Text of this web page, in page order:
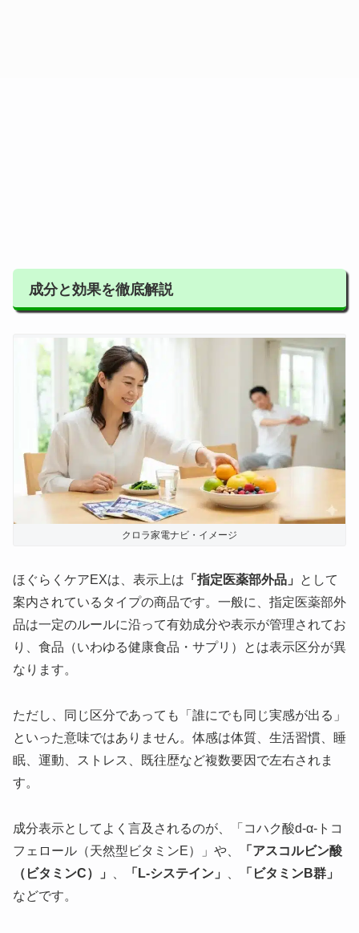
成分と効果を徹底解説
クロラ家電ナビ・イメージ
ほぐらくケアEXは、表示上は 「指定医薬部外品」
として
案内されているタイプの商品です。一般に、指定医薬部外
品は一定のルールに沿って有効成分や表示が管理されてお
り、食品（いわゆる健康食品・サプリ）とは表示区分が異
なります。
ただし、同じ区分であっても「誰にでも同じ実感が出る」
といった意味ではありません。体感は体質、生活習慣、睡
眠、運動、ストレス、既往歴など複数要因で左右されま
す。
成分表示としてよく言及されるのが、
「コハク酸d-α-トコ
フェロール（天然型ビタミンE）」 や、
「アスコルビン酸
（ビタミンC）」
「L-システイン」
「ビタミンB群」
などです。